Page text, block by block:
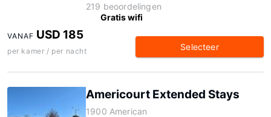
219 beoordelingen
Gratis wifi
VANAF USD 185
per kamer / per nacht Selecteer
Americourt Extended Stays
1900 American